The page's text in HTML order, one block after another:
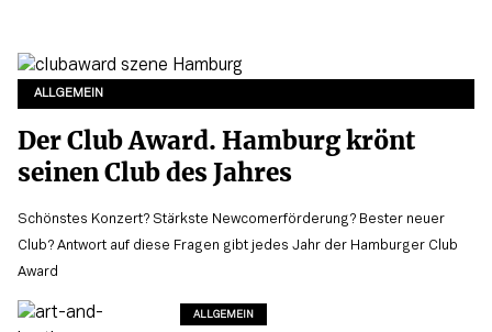
ALLGEMEIN
Der Club Award. Hamburg krönt
seinen Club des Jahres
Schönstes Konzert? Stärkste Newcomerförderung? Bester neuer
Club? Antwort auf diese Fragen gibt jedes Jahr der Hamburger Club
Award
ALLGEMEIN